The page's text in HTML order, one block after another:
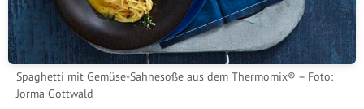
Spaghetti mit Gemüse-Sahnesoße aus dem Thermomix® – Foto:
Jorma Gottwald